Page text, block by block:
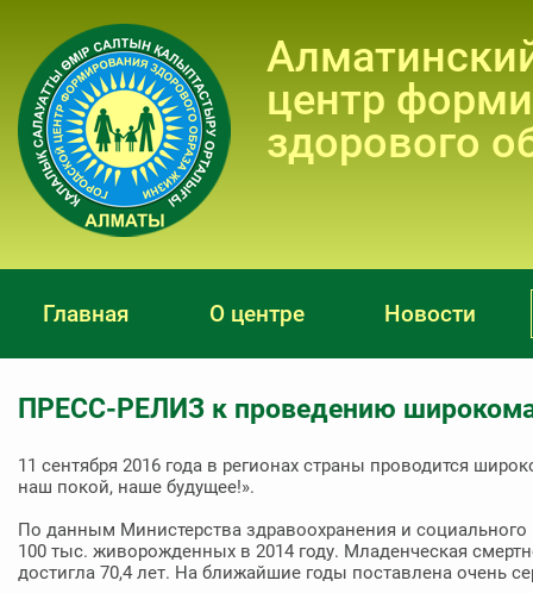
центр
здорового
Главная О центре Новости
ПРЕСС-РЕЛИЗ к проведению
11 сентября 2016 года в регионах страны проводится
наш покой, наше будущее!».
По данным Министерства здравоохранения и социального
100 тыс. живорожденных в 2014 году. Младенческая
достигла 70,4 лет. На ближайшие годы поставлена очень